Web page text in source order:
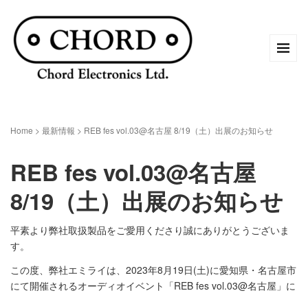
Home > 最新情報 > REB fes vol.03@名古屋 8/19（土）出展のお知らせ
REB fes vol.03@名古屋
8/19（土）出展のお知らせ
平素より弊社取扱製品をご愛用くださり誠にありがとうございま
す。
この度、弊社エミライは、2023年8月19日(土)に愛知県・名古屋市
にて開催されるオーディオイベント「REB fes vol.03@名古屋」に